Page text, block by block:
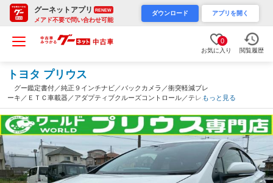
グーネットアプリ RENEW
メアド不要で問い合わせ可能
ダウンロード アプリを開く
0
お気に入り 閲覧履歴
トヨタ プリウス
グー鑑定書付／純正９インチナビ／バックカメラ／衝突軽減ブレ
ーキ／ＥＴＣ車載器／アダプティブクルーズコントロール／テレビ
／Ｂｌｕｅｔｏｏｔｈ／プッシュスタート／スマートキー／ステア
リングリモコン（和歌山県）
もっと見る